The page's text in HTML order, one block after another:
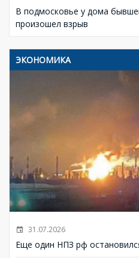
В подмосковье у дома
произошел взрыв
ЭКОНОМИКА
31.07.2026
Еще один НПЗ рф